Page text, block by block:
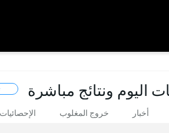
اليوم ونتائج مباشرة
أخبار خروج المغلوب الإحصائيات